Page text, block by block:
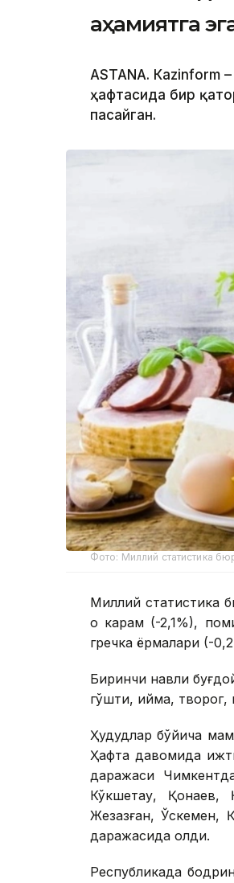
аҳамиятга
ASTANА. Кazinform
ҳафтасида бир
пасайган.
Фото: Миллий статистика
Миллий статистика
оқ карам (-2,1%),
гречка ёрмалари (-
Биринчи навли
гўшти, қийма,
Ҳудудлар бўйича
Ҳафта давомида
даражаси
Кўкшетау, Қонаев,
Жезқазған,
даражасида қолди.
Республикада